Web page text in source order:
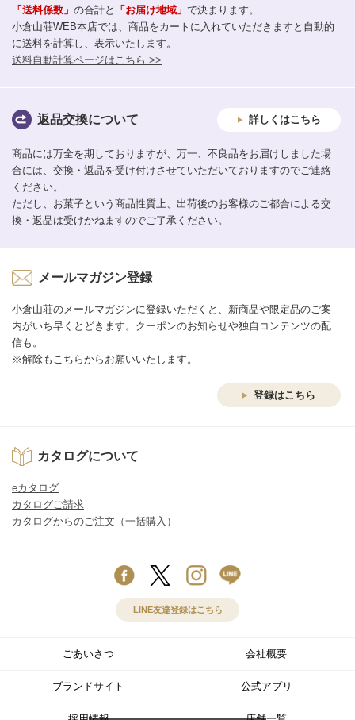
「送料係数」 の合計と 「お届け地域」 で決まります。
小倉山荘WEB本店では、商品をカートに入れていただきますと自動的
に送料を計算し、表示いたします。
送料自動計算ページはこちら >>
返品交換について 詳しくはこちら
商品には万全を期しておりますが、万一、不良品をお届けしました場
合には、交換・返品を受け付けさせていただいておりますのでご連絡
ください。
ただし、お菓子という商品性質上、出荷後のお客様のご都合による交
換・返品は受けかねますのでご了承ください。
メールマガジン登録
小倉山荘のメールマガジンに登録いただくと、新商品や限定品のご案
内がいち早くとどきます。クーポンのお知らせや独自コンテンツの配
信も。
※解除もこちらからお願いいたします。
登録はこちら
カタログについて
eカタログ
カタログご請求
カタログからのご注文（一括購入）
LINE友達登録はこちら
ごあいさつ 会社概要
ブランドサイト 公式アプリ